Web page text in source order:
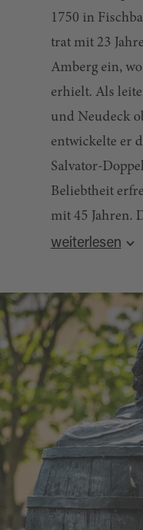
1750 in
trat mit 23
Amberg ein,
erhielt. Als
und Neudeck
entwickelte er
Salvator-
Beliebtheit
mit 45 Jahren.
von der
Name Bruder
Fastenprediger
Nockherberg,
Fastenzeit das
Quelle:
weiterlesen